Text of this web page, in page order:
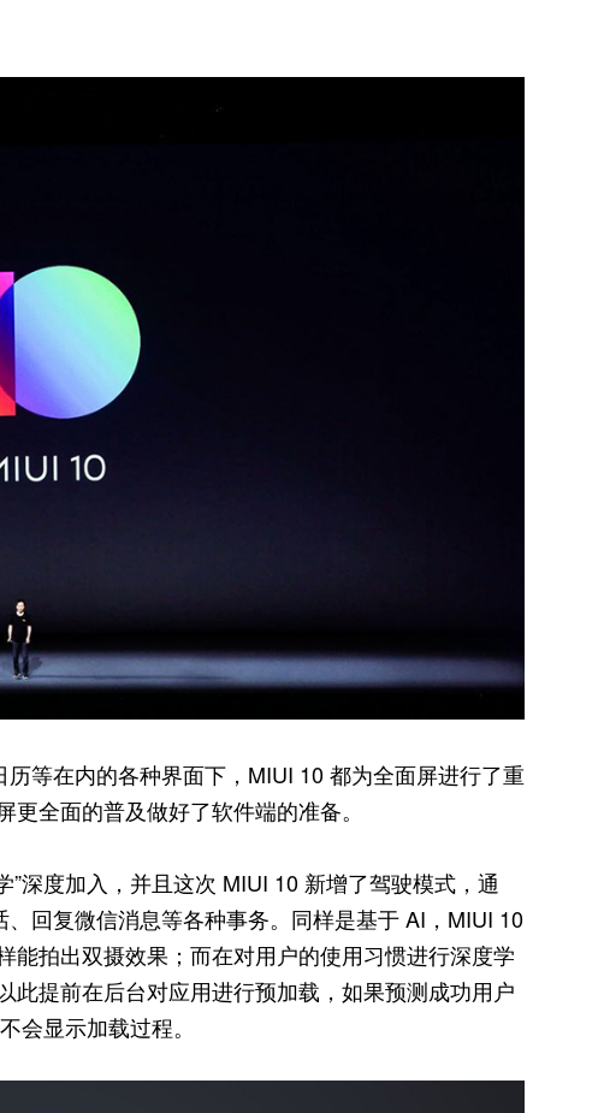
等在内的各种界面下，MIUI 10 都为全面屏进行了重
全面的普及做好了软件端的准备。
深度加入，并且这次 MIUI 10 新增了驾驶模式，通
回复微信消息等各种事务。同样是基于 AI，MIUI 10
拍出双摄效果；而在对用户的使用习惯进行深度学
此提前在后台对应用进行预加载，如果预测成功用户
会显示加载过程。